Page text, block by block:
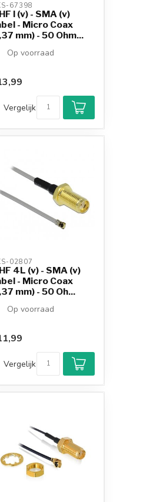
67398
I (v) - SMA (v)
- Micro Coax
mm) - 50 Ohm...
Op voorraad
Klantenbeoordeling
9,2/10
Achteraf betalen
mogelijk
Vergelijk
02807
4L (v) - SMA (v)
- Micro Coax
mm) - 50 Oh...
Op voorraad
Vergelijk